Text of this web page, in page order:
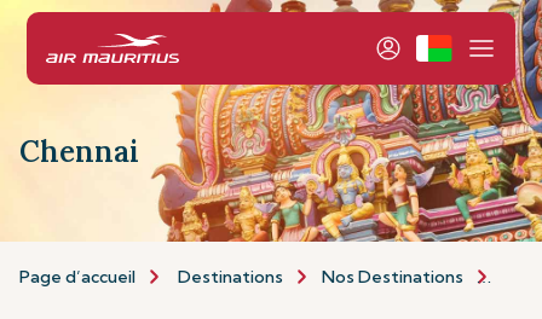
Chennai
Page d’accueil Destinations Nos Destinations